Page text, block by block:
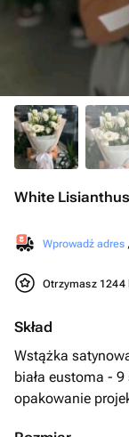
White
Wprowadź adres
Otrzymasz 1244
Skład
Wstążka
biała eustoma - 9
opakowanie